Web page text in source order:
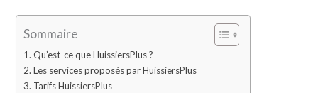
Sommaire
Qu’est-ce que HuissiersPlus ?
Les services proposés par HuissiersPlus
Tarifs HuissiersPlus